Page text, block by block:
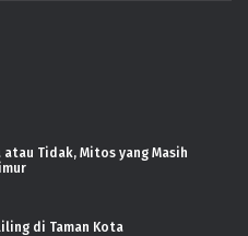
atau Tidak, Mitos yang Masih
di Taman Kota